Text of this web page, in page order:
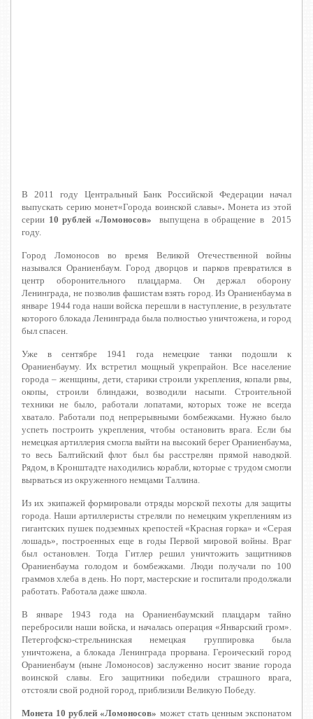
В 2011 году Центральный Банк Российской Федерации начал
выпускать серию монет«Города воинской славы». Монета из этой
серии 10 рублей «Ломоносов» выпущена в обращение в 2015
году.
Город Ломоносов во время Великой Отечественной войны
назывался Ораниенбаум. Город дворцов и парков превратился в
центр оборонительного плацдарма. Он держал оборону
Ленинграда, не позволив фашистам взять город. Из Ораниенбаума в
январе 1944 года наши войска перешли в наступление, в результате
которого блокада Ленинграда была полностью уничтожена, и город
был спасен.
Уже в сентябре 1941 года немецкие танки подошли к
Ораниенбауму. Их встретил мощный укрепрайон. Все население
города – женщины, дети, старики строили укрепления, копали рвы,
окопы, строили блиндажи, возводили насыпи. Строительной
техники не было, работали лопатами, которых тоже не всегда
хватало. Работали под непрерывными бомбежками. Нужно было
успеть построить укрепления, чтобы остановить врага. Если бы
немецкая артиллерия смогла выйти на высокий берег Ораниенбаума,
то весь Балтийский флот был бы расстрелян прямой наводкой.
Рядом, в Кронштадте находились корабли, которые с трудом смогли
вырваться из окруженного немцами Таллина.
Из их экипажей формировали отряды морской пехоты для защиты
города. Наши артиллеристы стреляли по немецким укреплениям из
гигантских пушек подземных крепостей «Красная горка» и «Серая
лошадь», построенных еще в годы Первой мировой войны. Враг
был остановлен. Тогда Гитлер решил уничтожить защитников
Ораниенбаума голодом и бомбежками. Люди получали по 100
граммов хлеба в день. Но порт, мастерские и госпитали продолжали
работать. Работала даже школа.
В январе 1943 года на Ораниенбаумский плацдарм тайно
перебросили наши войска, и началась операция «Январский гром».
Петергофско-стрельнинская немецкая группировка была
уничтожена, а блокада Ленинграда прорвана. Героический город
Ораниенбаум (ныне Ломоносов) заслуженно носит звание города
воинской славы. Его защитники победили страшного врага,
отстояли свой родной город, приблизили Великую Победу.
Монета 10 рублей «Ломоносов» может стать ценным экспонатом